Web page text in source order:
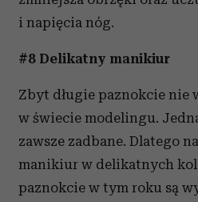
i napięcia nóg.
#8 Delikatny manikiur
Zbyt długie paznokcie nie
w świecie modelingu.
zawsze zadbane. Dlatego
manikiur w delikatnych
paznokcie w tym roku są